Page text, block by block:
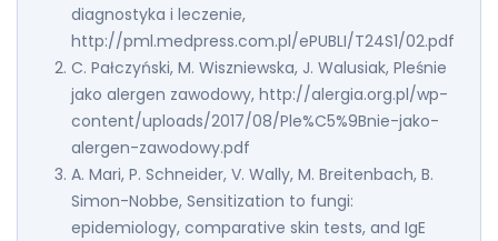
diagnostyka i leczenie,
http://pml.medpress.com.pl/ePUBLI/T24S1/02.pdf
C. Pałczyński, M. Wiszniewska, J. Walusiak, Pleśnie
jako alergen zawodowy, http://alergia.org.pl/wp-
content/uploads/2017/08/Ple%C5%9Bnie-jako-
alergen-zawodowy.pdf
A. Mari, P. Schneider, V. Wally, M. Breitenbach, B.
Simon-Nobbe, Sensitization to fungi:
epidemiology, comparative skin tests, and IgE